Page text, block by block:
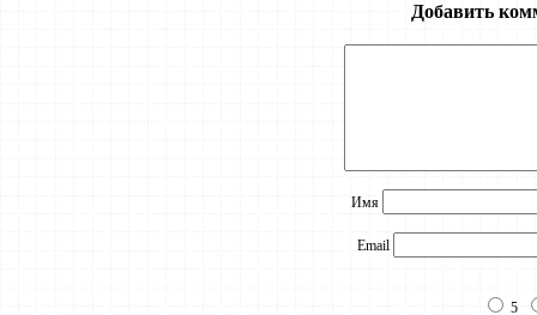
Добавить
Имя
Email
5